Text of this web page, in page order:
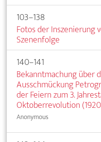
103–138
Fotos der Inszenierung
Szenenfolge
140–141
Bekanntmachung über
Ausschmückung
der Feiern zum 3.
Oktoberrevolution
Anonymous